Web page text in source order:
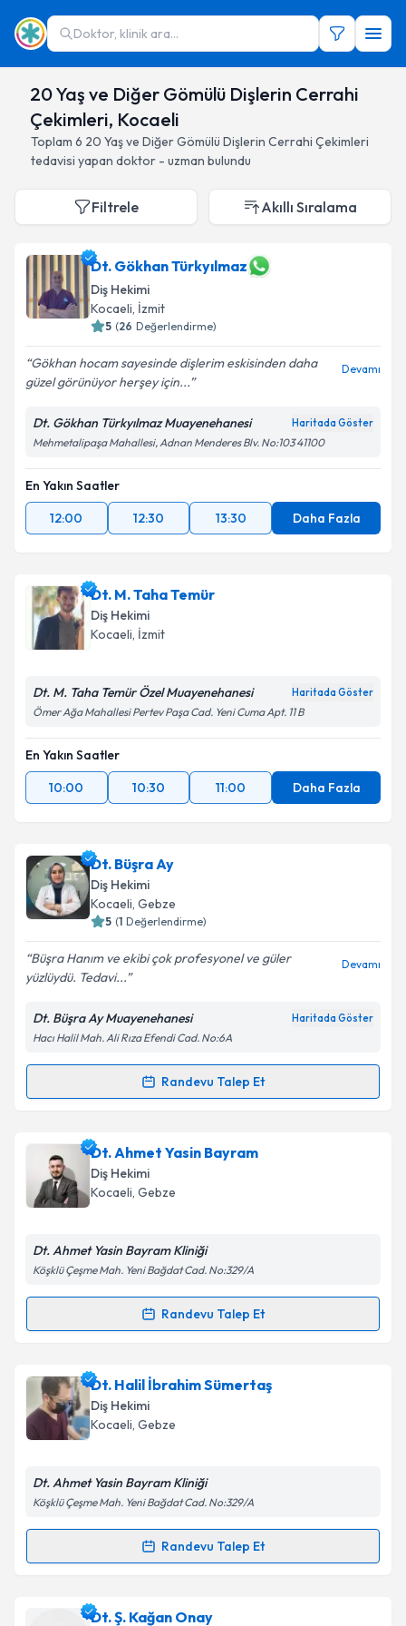
Doktor, klinik ara...
20 Yaş ve Diğer Gömülü Dişlerin Cerrahi
Çekimleri, Kocaeli
Toplam 6 20 Yaş ve Diğer Gömülü Dişlerin Cerrahi Çekimleri
tedavisi yapan doktor - uzman bulundu
Filtrele Akıllı Sıralama
Dt. Gökhan Türkyılmaz
Diş Hekimi
Kocaeli, İzmit
5 (26 Değerlendirme)
Gökhan hocam sayesinde dişlerim eskisinden daha
güzel görünüyor herşey için...
Devamı
Dt. Gökhan Türkyılmaz Muayenehanesi Haritada Göster
Mehmetalipaşa Mahallesi, Adnan Menderes Blv. No:103 41100
En Yakın Saatler
12:00
12:30 13:30 Daha Fazla
Dt. M. Taha Temür
Diş Hekimi
Kocaeli, İzmit
Dt. M. Taha Temür Özel Muayenehanesi Haritada Göster
Ömer Ağa Mahallesi Pertev Paşa Cad. Yeni Cuma Apt. 11 B
En Yakın Saatler
10:00
10:30 11:00 Daha Fazla
Dt. Büşra Ay
Diş Hekimi
Kocaeli, Gebze
5 (1 Değerlendirme)
Büşra Hanım ve ekibi çok profesyonel ve güler
yüzlüydü. Tedavi...
Devamı
Dt. Büşra Ay Muayenehanesi Haritada Göster
Hacı Halil Mah. Ali Rıza Efendi Cad. No:6A
Randevu Talep Et
Randevu Takvimi Talebi
Dt. Büşra Ayiçin randevu takvimi talebi oluşturun. Size
bu uzmandan randevu almanız için bir takvim
hazırlandığında e-posta ile bilgilendireceğiz.
Kişisel verilerimin işlenmesine ilişkin
Metni'ni okudum ve kişisel verilerimin belirtilen
Takvim Talebini Gönder
Dt. Ahmet Yasin Bayram
Diş Hekimi
Kocaeli, Gebze
Dt. Ahmet Yasin Bayram Kliniği
Köşklü Çeşme Mah. Yeni Bağdat Cad. No:329/A
Randevu Talep Et
Randevu Takvimi Talebi
Dt. Ahmet Yasin Bayramiçin randevu takvimi talebi
oluşturun. Size bu uzmandan randevu almanız için bir
takvim hazırlandığında e-posta ile bilgilendireceğiz.
Kişisel verilerimin işlenmesine ilişkin
Metni'ni okudum ve kişisel verilerimin belirtilen
Dt. Halil İbrahim Sümertaş
Diş Hekimi
Kocaeli, Gebze
Dt. Ahmet Yasin Bayram Kliniği
Köşklü Çeşme Mah. Yeni Bağdat Cad. No:329/A
Randevu Talep Et
Randevu Takvimi Talebi
Dt. Halil İbrahim Sümertaş
Dt. Ş. Kağan Onay